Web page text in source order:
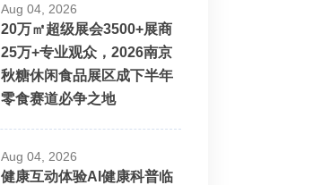
Aug 04, 2026
20万㎡超级展会3500+展商
25万+专业观众，2026南京
秋糖休闲食品展区成下半年
零食赛道必争之地
Aug 04, 2026
健康互动体验AI健康科普临